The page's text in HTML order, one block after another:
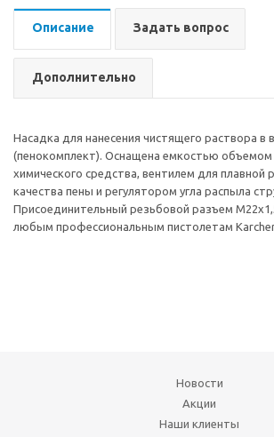
Описание Задать вопрос
Дополнительно
Насадка для нанесения чистящего раствора в
(пенокомплект). Оснащена емкостью объемом
химического средства, вентилем для плавной
качества пены и регулятором угла распыла
Присоединительный резьбовой разъем
любым профессиональным пистолетам
Новости
Акции
Наши клиенты